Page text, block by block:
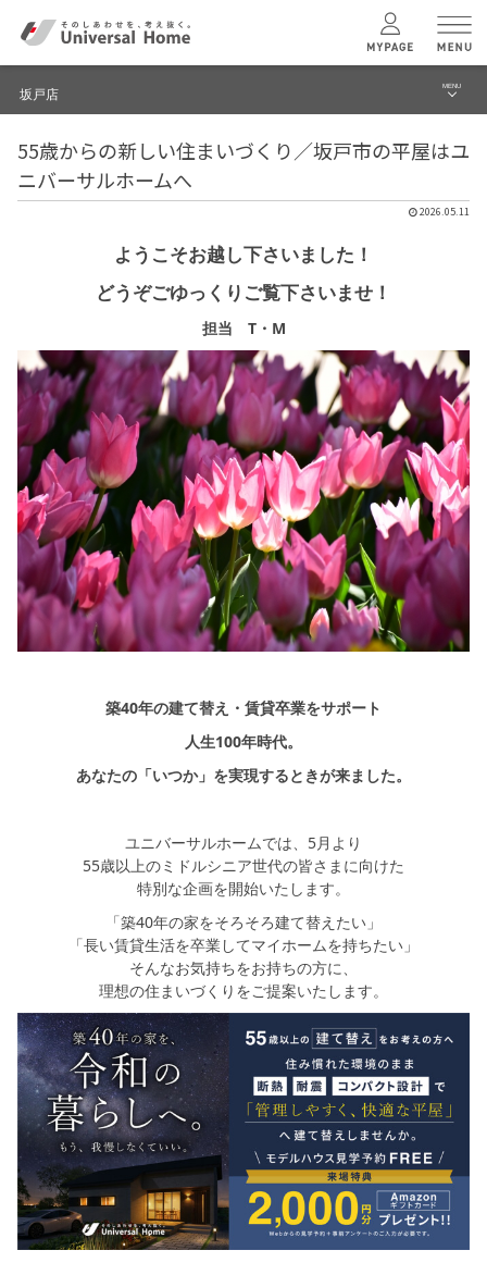
ユニバーサル ホームの特長
テクノロジー
建築実例
モデルハウス検索・見学予約
シミュレー ション
キャンペーン・コラボ情報
家づくりの知識
坂戸店 MENU
ブログ
建築実例・事例
モデルハウス見学予約
55歳からの新しい住まいづくり／坂戸市の平屋はユ
ニバーサルホームへ
2026.05.11
ようこそお越し下さいました！
どうぞごゆっくりご覧下さいませ！
担当 T・M
築40年の建て替え・賃貸卒業をサポート
人生100年時代。
あなたの「いつか」を実現するときが来ました。
ユニバーサルホームでは、5月より
55歳以上のミドルシニア世代の皆さまに向けた
特別な企画を開始いたします。
「築40年の家をそろそろ建て替えたい」
「長い賃貸生活を卒業してマイホームを持ちたい」
そんなお気持ちをお持ちの方に、
理想の住まいづくりをご提案いたします。